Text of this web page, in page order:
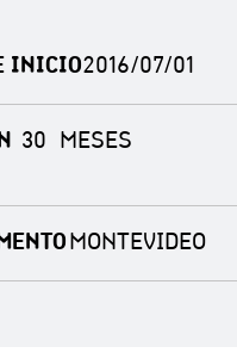
INICIO2016/07/01
30
MONTEVIDEO